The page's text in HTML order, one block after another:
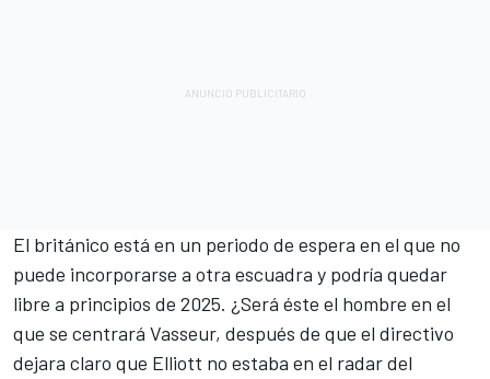
El británico está en un periodo de espera en el que no
puede incorporarse a otra escuadra y podría quedar
libre a principios de 2025. ¿Será éste el hombre en el
que se centrará Vasseur, después de que el directivo
dejara claro que Elliott no estaba en el radar del